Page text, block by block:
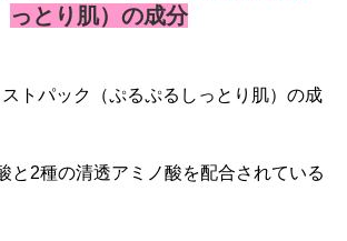
っとり肌）の成分
トパック（ぷるぷるしっとり肌）の成
と2種の清透アミノ酸を配合されている